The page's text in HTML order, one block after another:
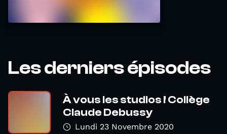
Les derniers épisodes
À vous les studios ! Collège
Claude Debussy
Lundi 23 Novembre 2020